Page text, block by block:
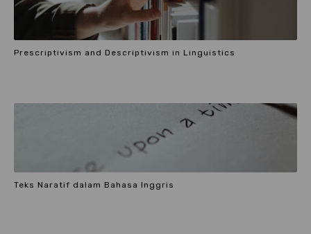
Prescriptivism and Descriptivism in Linguistics
Teks Naratif dalam Bahasa Inggris